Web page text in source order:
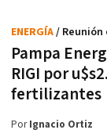
Pampa
RIGI por
fertilizantes
ENERGÍA/ Reunión
PorIgnacio Ortiz